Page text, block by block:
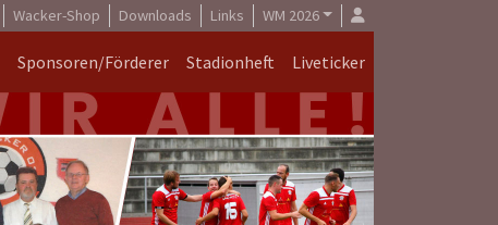
Wacker-Shop Downloads Links WM 2026
Sponsoren/Förderer Stadionheft Liveticker